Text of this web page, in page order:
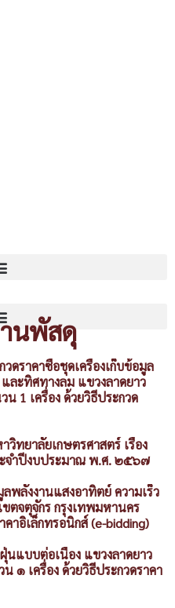
นพัสดุ
ดราคาซื้อชุดเครื่องเก็บข้อมูล
ละทิศทางลม แขวงลาดยาว
1 เครื่อง ด้วยวิธีประกวด
วิทยาลัยเกษตรศาสตร์ เรื่อง
จำปีงบประมาณ พ.ศ. ๒๕๖๗
พลังงานแสงอาทิตย์ ความเร็ว
ตจตุจักร กรุงเทพมหานคร
คาอิเล็กทรอนิกส์ (e-bidding)
นแบบต่อเนื่อง แขวงลาดยาว
๑ เครื่อง ด้วยวิธีประกวดราคา